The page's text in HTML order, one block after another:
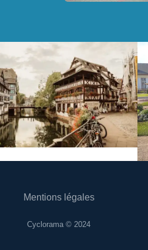
Mentions légales
Cyclorama © 2024